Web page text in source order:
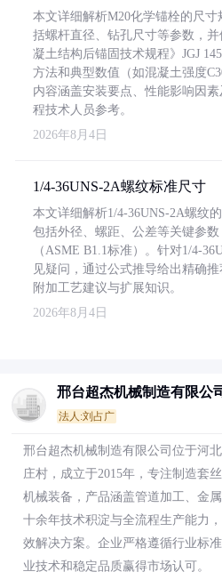
本文详细解析M20化学锚栓的尺
括螺杆直径、钻孔尺寸等参数，
凝土结构后锚固技术规程》JGJ
方法和典型数值（如混凝土强度
内容涵盖安装要点、性能影响因
程技术人员参考。
2026年8月4日
1/4-36UNS-2A螺纹标准尺寸
本文详细解析1/4-36UNS-2A螺纹
包括外径、螺距、公差等关键参
（ASME B1.1标准）。针对1/4-
见疑问，通过公式推导给出精确
附加工艺建议与扩展知识。
2026年8月4日
邢台超杰机械制造有限公
法人:刘占广
邢台超杰机械制造有限公司位于河
庄村，成立于2015年，专注制造套
机械装备，产品涵盖管道加工、金
十余年技术积淀与全流程生产能力
效解决方案。企业严格遵循行业标
业技术和稳定品质赢得市场认可。